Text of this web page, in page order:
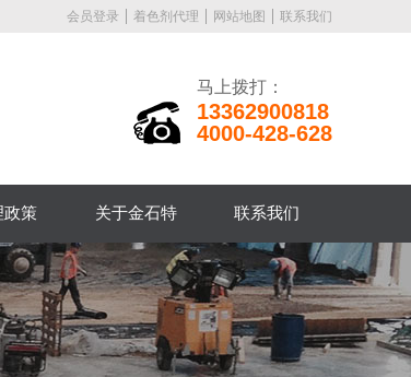
会员登录 着色剂代理 网站地图 联系我们
马上拨打：
13362900818
4000-428-628
政策 关于金石特 联系我们